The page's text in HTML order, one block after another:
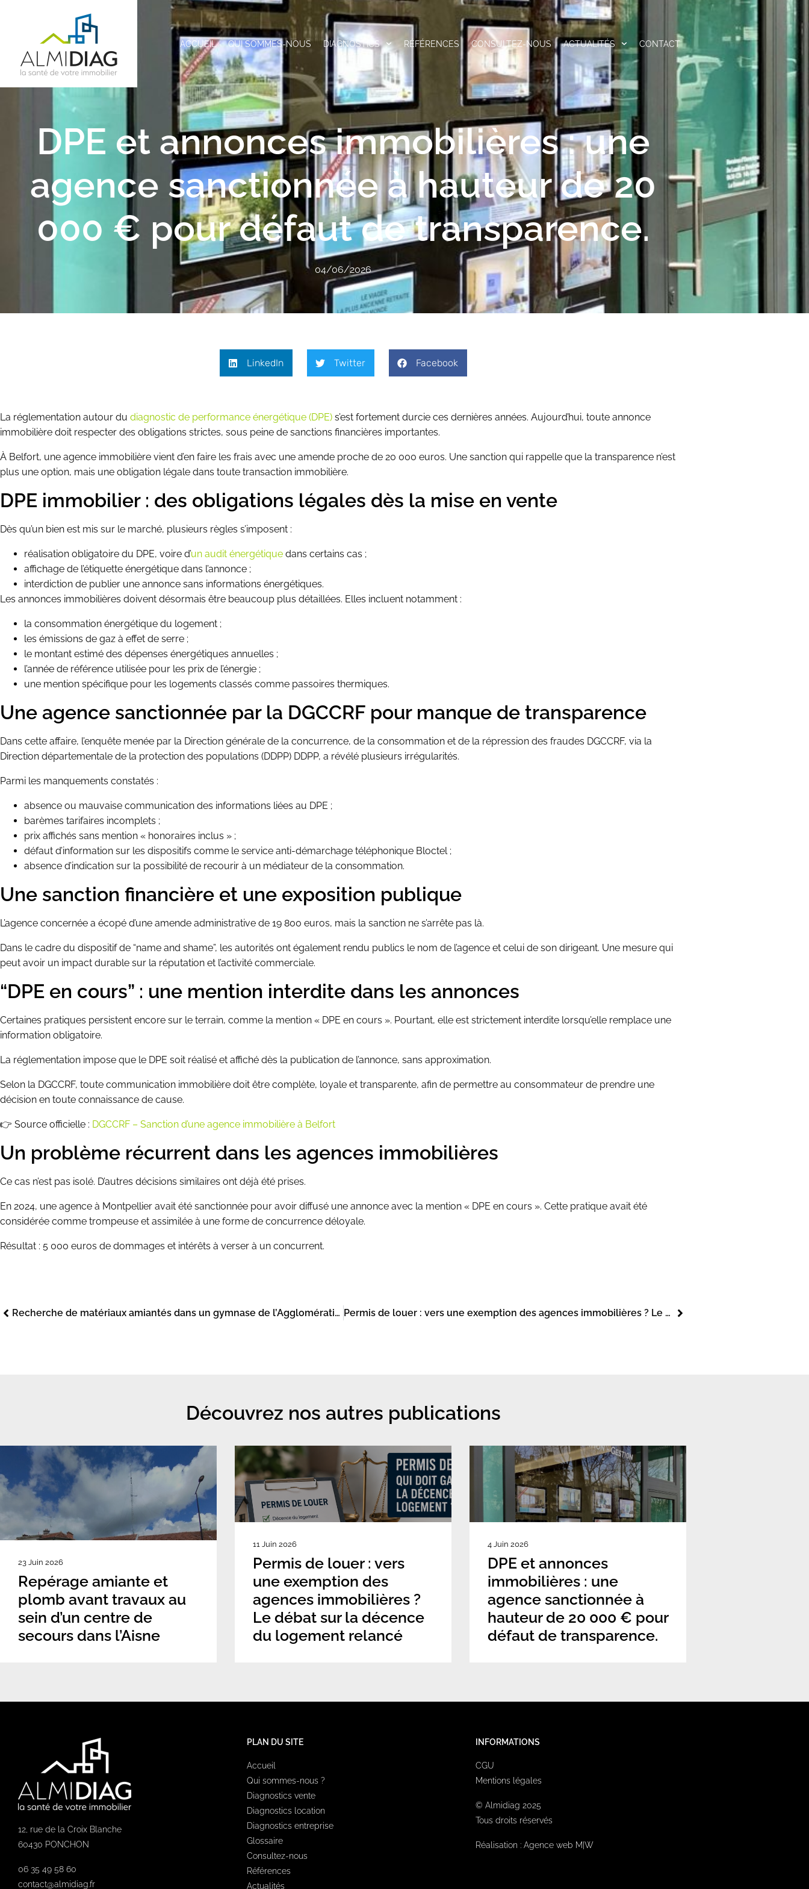
ACCUEIL QUI SOMMES-NOUS DIAGNOSTICS RÉFÉRENCES CONSULTEZ-NOUS ACTUALITÉS CONTACT
DPE et annonces immobilières : une
agence sanctionnée à hauteur de 20
000 € pour défaut de transparence.
04/06/2026
LinkedIn Twitter Facebook
La réglementation autour du diagnostic de performance énergétique (DPE) s’est fortement durcie ces dernières années. Aujourd’hui, toute annonce
immobilière doit respecter des obligations strictes, sous peine de sanctions financières importantes.
À Belfort, une agence immobilière vient d’en faire les frais avec une amende proche de 20 000 euros. Une sanction qui rappelle que la transparence n’est
plus une option, mais une obligation légale dans toute transaction immobilière.
DPE immobilier : des obligations légales dès la mise en vente
Dès qu’un bien est mis sur le marché, plusieurs règles s’imposent :
réalisation obligatoire du DPE, voire d’un audit énergétique dans certains cas ;
affichage de l’étiquette énergétique dans l’annonce ;
interdiction de publier une annonce sans informations énergétiques.
Les annonces immobilières doivent désormais être beaucoup plus détaillées. Elles incluent notamment :
la consommation énergétique du logement ;
les émissions de gaz à effet de serre ;
le montant estimé des dépenses énergétiques annuelles ;
l’année de référence utilisée pour les prix de l’énergie ;
une mention spécifique pour les logements classés comme passoires thermiques.
Une agence sanctionnée par la DGCCRF pour manque de transparence
Dans cette affaire, l’enquête menée par la Direction générale de la concurrence, de la consommation et de la répression des fraudes DGCCRF, via la
Direction départementale de la protection des populations (DDPP) DDPP, a révélé plusieurs irrégularités.
Parmi les manquements constatés :
absence ou mauvaise communication des informations liées au DPE ;
barèmes tarifaires incomplets ;
prix affichés sans mention « honoraires inclus » ;
défaut d’information sur les dispositifs comme le service anti-démarchage téléphonique Bloctel ;
absence d’indication sur la possibilité de recourir à un médiateur de la consommation.
Une sanction financière et une exposition publique
L’agence concernée a écopé d’une amende administrative de 19 800 euros, mais la sanction ne s’arrête pas là.
Dans le cadre du dispositif de “name and shame”, les autorités ont également rendu publics le nom de l’agence et celui de son dirigeant. Une mesure qui
peut avoir un impact durable sur la réputation et l’activité commerciale.
“DPE en cours” : une mention interdite dans les annonces
Certaines pratiques persistent encore sur le terrain, comme la mention « DPE en cours ». Pourtant, elle est strictement interdite lorsqu’elle remplace une
information obligatoire.
La réglementation impose que le DPE soit réalisé et affiché dès la publication de l’annonce, sans approximation.
Selon la DGCCRF, toute communication immobilière doit être complète, loyale et transparente, afin de permettre au consommateur de prendre une
décision en toute connaissance de cause.
👉 Source officielle : DGCCRF – Sanction d’une agence immobilière à Belfort
Un problème récurrent dans les agences immobilières
Ce cas n’est pas isolé. D’autres décisions similaires ont déjà été prises.
En 2024, une agence à Montpellier avait été sanctionnée pour avoir diffusé une annonce avec la mention « DPE en cours ». Cette pratique avait été
considérée comme trompeuse et assimilée à une forme de concurrence déloyale.
Résultat : 5 000 euros de dommages et intérêts à verser à un concurrent.
Recherche de matériaux amiantés dans un gymnase de l’Agglomération Creil Sud Oise (ACSO) avec intervention sécurisée par nacelle. Permis de louer : vers une exemption des agences immobilières ? Le débat sur la décence du logement relancé
Découvrez nos autres publications
23 Juin 2026
Repérage amiante et
plomb avant travaux au
sein d’un centre de
secours dans l’Aisne
11 Juin 2026
Permis de louer : vers
une exemption des
agences immobilières ?
Le débat sur la décence
du logement relancé
4 Juin 2026
DPE et annonces
immobilières : une
agence sanctionnée à
hauteur de 20 000 € pour
défaut de transparence.
12, rue de la Croix Blanche
60430 PONCHON
06 35 49 58 60
contact@almidiag.fr
PLAN DU SITE
Accueil
Qui sommes-nous ?
Diagnostics vente
Diagnostics location
Diagnostics entreprise
Glossaire
Consultez-nous
Références
Actualités
INFORMATIONS
CGU
Mentions légales
© Almidiag 2025
Tous droits réservés
Réalisation : Agence web M|W